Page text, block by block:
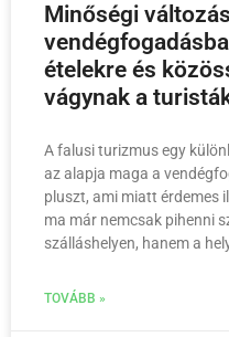
Minőségi
ételekre és
vágynak a
A falusi turizmus egy
az alapja maga a
pluszt, ami miatt érdemes
ma már nemcsak pihenni
szálláshelyen, hanem a
TOVÁBB »